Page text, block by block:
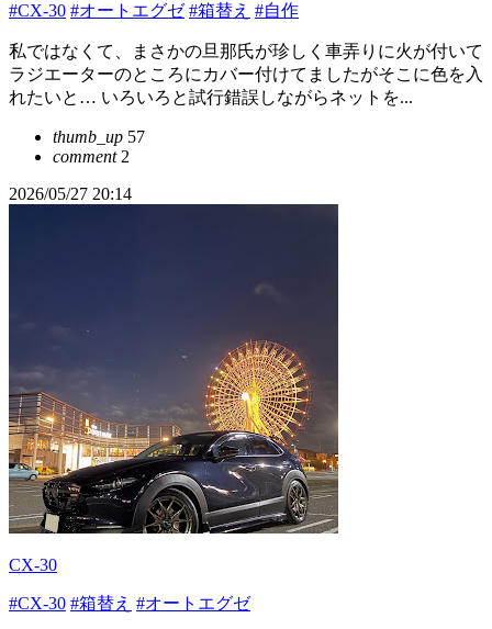
#CX-30 #オートエグゼ #箱替え #自作
私ではなくて、まさかの旦那氏が珍しく車弄りに火が付いて
ラジエーターのところにカバー付けてましたがそこに色を入
れたいと… いろいろと試行錯誤しながらネットを...
thumb_up 57
comment2
2026/05/27 20:14
CX-30
#CX-30 #箱替え #オートエグゼ